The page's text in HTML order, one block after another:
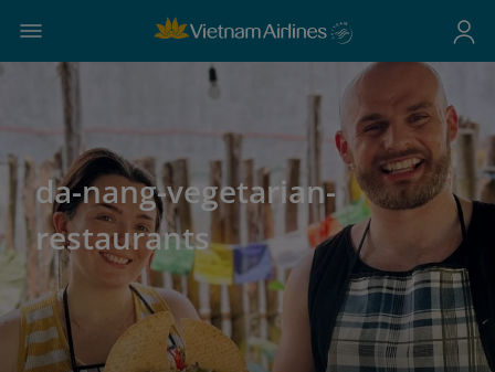
da-nang-vegetarian-
restaurants